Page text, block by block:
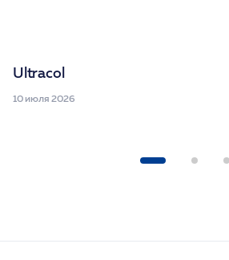
Ultracol
10 июля 2026